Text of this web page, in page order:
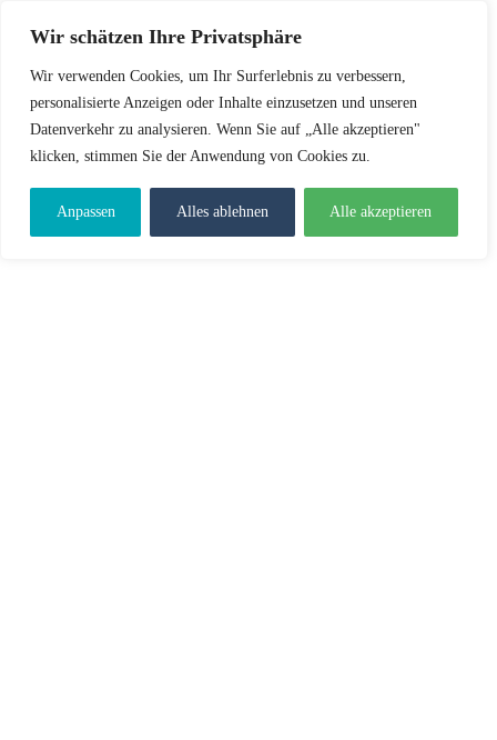
Wir schätzen Ihre Privatsphäre
Wir verwenden Cookies, um Ihr Surferlebnis zu verbessern,
personalisierte Anzeigen oder Inhalte einzusetzen und unseren
Datenverkehr zu analysieren. Wenn Sie auf „Alle akzeptieren"
klicken, stimmen Sie der Anwendung von Cookies zu.
Anpassen Alles ablehnen Alle akzeptieren